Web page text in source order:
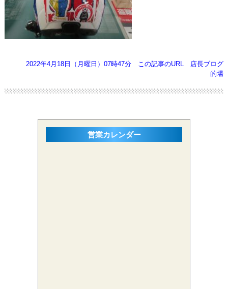
2022年4月18日（月曜日）07時47分 この記事のURL
店長ブログ
的場
営業カレンダー